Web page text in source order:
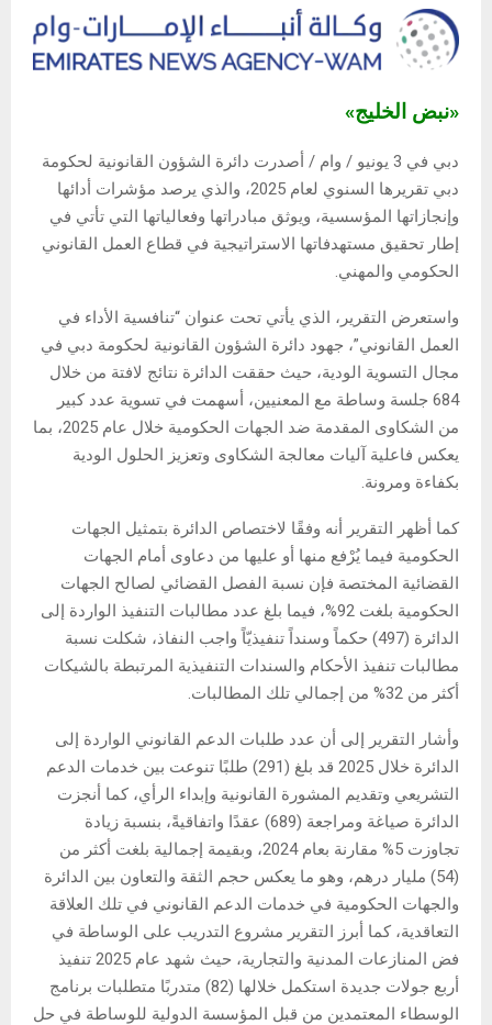
«نبض الخليج»
دبي في 3 يونيو / وام / أصدرت دائرة الشؤون القانونية لحكومة
دبي تقريرها السنوي لعام 2025، والذي يرصد مؤشرات أدائها
وإنجازاتها المؤسسية، ويوثق مبادراتها وفعالياتها التي تأتي في
إطار تحقيق مستهدفاتها الاستراتيجية في قطاع العمل القانوني
الحكومي والمهني.
واستعرض التقرير، الذي يأتي تحت عنوان “تنافسية الأداء في
العمل القانوني”، جهود دائرة الشؤون القانونية لحكومة دبي في
مجال التسوية الودية، حيث حققت الدائرة نتائج لافتة من خلال
684 جلسة وساطة مع المعنيين، أسهمت في تسوية عدد كبير
من الشكاوى المقدمة ضد الجهات الحكومية خلال عام 2025، بما
يعكس فاعلية آليات معالجة الشكاوى وتعزيز الحلول الودية
بكفاءة ومرونة.
كما أظهر التقرير أنه وفقًا لاختصاص الدائرة بتمثيل الجهات
الحكومية فيما يُرْفع منها أو عليها من دعاوى أمام الجهات
القضائية المختصة فإن نسبة الفصل القضائي لصالح الجهات
الحكومية بلغت 92%، فيما بلغ عدد مطالبات التنفيذ الواردة إلى
الدائرة (497) حكماً وسنداً تنفيذيّاً واجب النفاذ، شكلت نسبة
مطالبات تنفيذ الأحكام والسندات التنفيذية المرتبطة بالشيكات
أكثر من 32% من إجمالي تلك المطالبات.
وأشار التقرير إلى أن عدد طلبات الدعم القانوني الواردة إلى
الدائرة خلال 2025 قد بلغ (291) طلبًا تنوعت بين خدمات الدعم
التشريعي وتقديم المشورة القانونية وإبداء الرأي، كما أنجزت
الدائرة صياغة ومراجعة (689) عقدًا واتفاقيةً، بنسبة زيادة
تجاوزت 5% مقارنة بعام 2024، وبقيمة إجمالية بلغت أكثر من
(54) مليار درهم، وهو ما يعكس حجم الثقة والتعاون بين الدائرة
والجهات الحكومية في خدمات الدعم القانوني في تلك العلاقة
التعاقدية، كما أبرز التقرير مشروع التدريب على الوساطة في
فض المنازعات المدنية والتجارية، حيث شهد عام 2025 تنفيذ
أربع جولات جديدة استكمل خلالها (82) متدربًا متطلبات برنامج
الوسطاء المعتمدين من قبل المؤسسة الدولية للوساطة في حل